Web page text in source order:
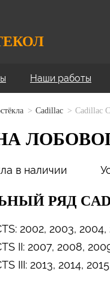
Наши работы
Cadillac Cadillac
в наличии
РЯД
2002, 2003,
II: 2007, 2008,
III: 2013, 2014,